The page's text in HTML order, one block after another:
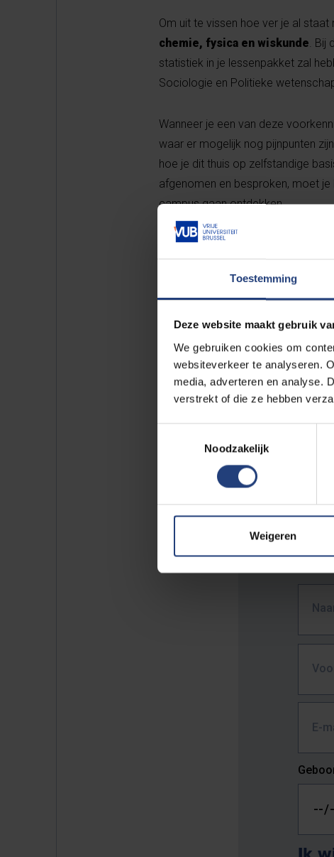
Toestemming
Deze website maakt gebruik
We gebruiken cookies om
websiteverkeer te analyseren.
media, adverteren en analyse.
verstrekt of die ze hebben
Noodzakelijk
Weigeren
Om uit te vissen hoe ver je al
chemie, fysica en wiskunde. Bij
statistiek in je lessenpakket zal
Sociologie en Politieke
Wanneer je een van deze
waar er mogelijk nog pijnpunten
hoe je dit thuis op zelfstandige
afgenomen en besproken, moet
campus gaan ontdekken.
Onderschat daarnaast ook niet
vlot kan schrijven en presenteren
ook devoorkennistoets
Voor wie?
E-